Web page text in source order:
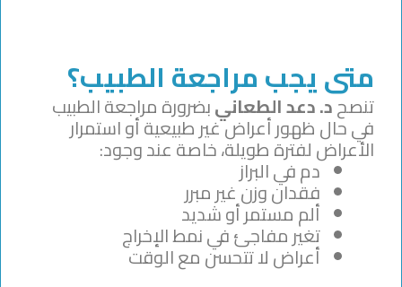
متى يجب مراجعة الطبيب؟
تنصحد. دعد الطعانيبضرورة مراجعة الطبيب
في حال ظهور أعراض غير طبيعية أو استمرار
الأعراض لفترة طويلة، خاصة عند وجود:
دم في البراز
فقدان وزن غير مبرر
ألم مستمر أو شديد
تغير مفاجئ في نمط الإخراج
أعراض لا تتحسن مع الوقت